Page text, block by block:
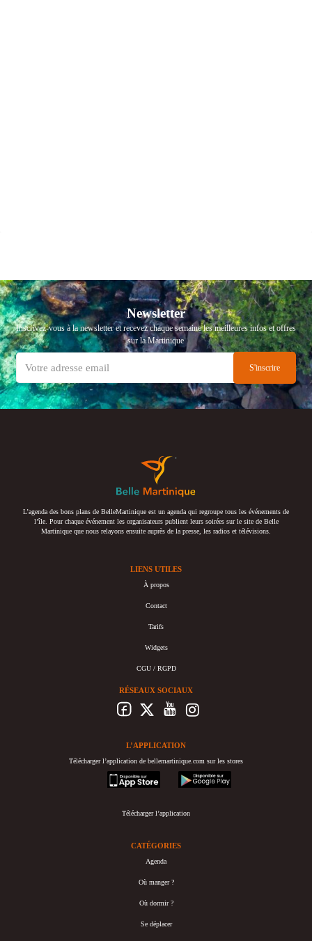
Newsletter
Inscrivez-vous à la newsletter et recevez chaque semaine les meilleures infos et offres
sur la Martinique
L’agenda des bons plans de BelleMartinique est un agenda qui regroupe tous les événements de
l’île. Pour chaque événement les organisateurs publient leurs soirées sur le site de Belle
Martinique que nous relayons ensuite auprès de la presse, les radios et télévisions.
LIENS UTILES
À propos
Contact
Tarifs
Widgets
CGU / RGPD
RÉSEAUX SOCIAUX
L’APPLICATION
Télécharger l’application de bellemartinique.com sur les stores
appstore
googleplay
Télécharger l’application
CATÉGORIES
Agenda
Où manger ?
Où dormir ?
Se déplacer